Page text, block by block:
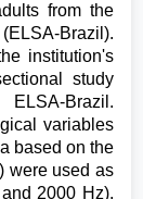
from the
Brazil).
institution's
study
Brazil.
variables
based on the
were used as
2000 Hz),